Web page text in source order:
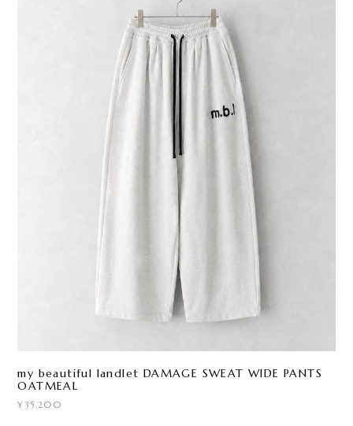
my beautiful landlet DAMAGE SWEAT WIDE PANTS
OATMEAL
¥35,200